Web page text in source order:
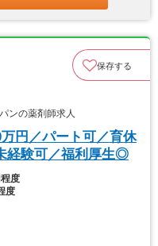
保存する
ンの薬剤師求人
円／パート可／育休
経験可／福利厚生◎
度
度